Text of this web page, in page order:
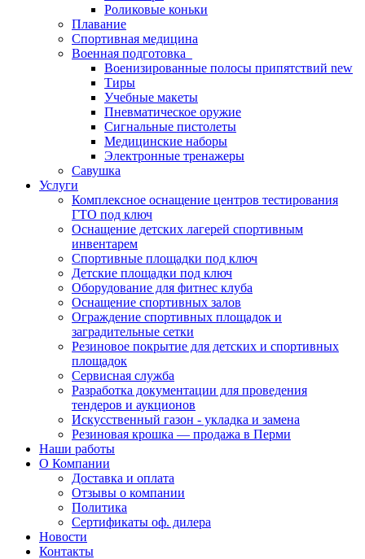
Роликовые коньки
Плавание
Спортивная медицина
Военная подготовка
Военизированные полосы припятствий new
Тиры
Учебные макеты
Пневматическое оружие
Сигнальные пистолеты
Медицинские наборы
Электронные тренажеры
Савушка
Услуги
Комплексное оснащение центров тестирования
ГТО под ключ
Оснащение детских лагерей спортивным
инвентарем
Спортивные площадки под ключ
Детские площадки под ключ
Оборудование для фитнес клуба
Оснащение спортивных залов
Ограждение спортивных площадок и
заградительные сетки
Резиновое покрытие для детских и спортивных
площадок
Сервисная служба
Разработка документации для проведения
тендеров и аукционов
Искусственный газон - укладка и замена
Резиновая крошка — продажа в Перми
Наши работы
О Компании
Доставка и оплата
Отзывы о компании
Политика
Сертификаты оф. дилера
Новости
Контакты